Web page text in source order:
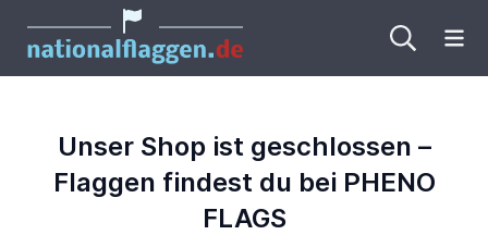
Unser Shop ist geschlossen –
Flaggen findest du bei PHENO
FLAGS